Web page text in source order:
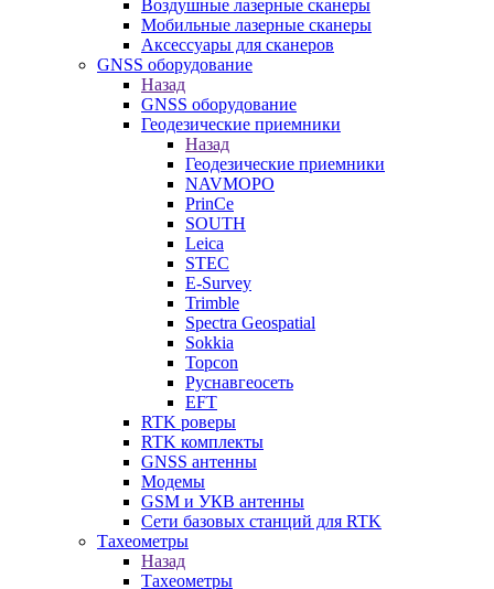
Воздушные лазерные сканеры
Мобильные лазерные сканеры
Аксессуары для сканеров
GNSS оборудование
Назад
GNSS оборудование
Геодезические приемники
Назад
Геодезические приемники
NAVMOPO
PrinCe
SOUTH
Leica
STEC
E-Survey
Trimble
Spectra Geospatial
Sokkia
Topcon
Руснавгеосеть
EFT
RTK роверы
RTK комплекты
GNSS антенны
Модемы
GSM и УКВ антенны
Сети базовых станций для RTK
Тахеометры
Назад
Тахеометры